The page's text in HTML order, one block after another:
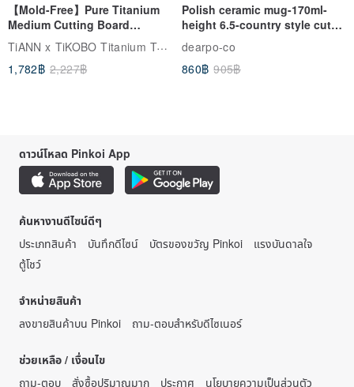
【Mold-Free】Pure Titanium
Medium Cutting Board
28x23cm Made in Taiwan /
Taiwan & US Patented (Non-
Toxic)
TiANN x TiKOBO Titanium Tableware
1,782฿ 2,227฿
Polish ceramic mug-170ml-
height 6.5-country style cute
cow
dearpo-co
860฿ 905฿
ดาวน์โหลด Pinkoi App
ค้นหางานดีไซน์ดีๆ
ประเภทสินค้า
บันทึกดีไซน์ บัตรของขวัญ Pinkoi
แรงบันดาลใจ
ตู้โชว์
จำหน่ายสินค้า
ลงขายสินค้าบน Pinkoi
ถาม-ตอบสำหรับดีไซเนอร์
ช่วยเหลือ / เงื่อนไข
ถาม-ตอบ
สั่งซื้อปริมาณมาก ประกาศ นโยบายความเป็นส่วนตัว